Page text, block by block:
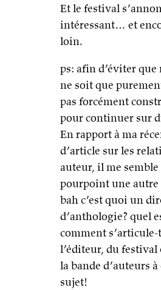
Et le festival
intéressant… et
loin.
ps: afin d’éviter
ne soit que
pas forcément
pour continuer sur
En rapport à ma
d’article sur les
auteur, il me
pourpoint une autre
bah c’est quoi un
d’anthologie? quel
comment
l’éditeur, du
la bande d’auteurs
sujet!